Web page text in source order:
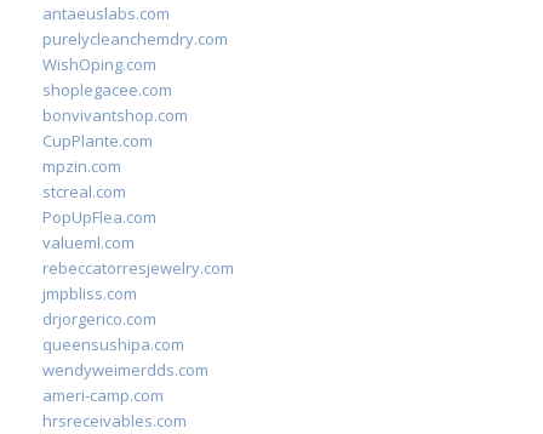
antaeuslabs.com
purelycleanchemdry.com
WishOping.com
shoplegacee.com
bonvivantshop.com
CupPlante.com
mpzin.com
stcreal.com
PopUpFlea.com
valueml.com
rebeccatorresjewelry.com
jmpbliss.com
drjorgerico.com
queensushipa.com
wendyweimerdds.com
ameri-camp.com
hrsreceivables.com